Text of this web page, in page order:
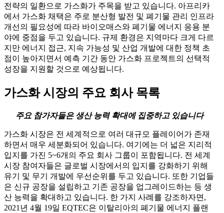
전략의 일환으로 가스화가 주목을 받고 있습니다. 아프리카
에서 가스화 채택은 주로 분산형 발전 및 폐기물 관리 인프라
개선의 필요성에 따라 바이오매스와 폐기물 에너지 응용 분
야에 중점을 두고 있습니다. 규제 환경은 지역마다 크게 다르
지만 에너지 접근, 지속 가능성 및 산업 개발에 대한 정책 초
점이 높아지면서 예측 기간 동안 가스화 프로젝트의 선택적
성장을 지원할 것으로 예상됩니다.
가스화 시장의 주요 회사 목록
주요 참가자들은 생산 능력 확대에 집중하고 있습니다
가스화 시장은 전 세계적으로 여러 대규모 플레이어가 존재
하면서 매우 세분화되어 있습니다. 여기에는 더 넓은 지리적
입지를 가진 5~6개의 주요 회사 그룹이 포함됩니다. 전 세계
시장 참여자들은 글로벌 시장에서의 입지를 강화하기 위해
유기 및 무기 개발에 우선순위를 두고 있습니다. 또한 기업들
은 신규 공장을 설립하고 기존 공장을 업그레이드하는 등 생
산 능력을 확대하고 있습니다. 한 가지 사례를 강조하자면,
2021년 4월 19일 EQTEC은 이탈리아의 폐기물 에너지 플랜